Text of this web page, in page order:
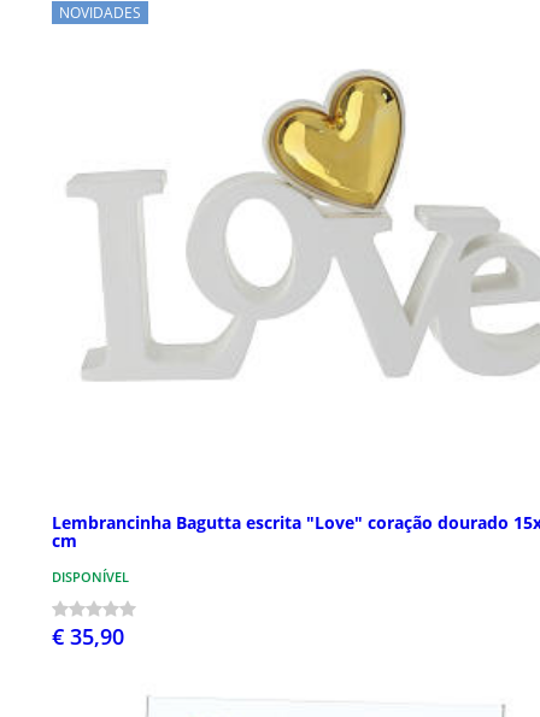
NOVIDADES
Lembrancinha Bagutta escrita "Love" coração dourado
cm
DISPONÍVEL
€ 35,90